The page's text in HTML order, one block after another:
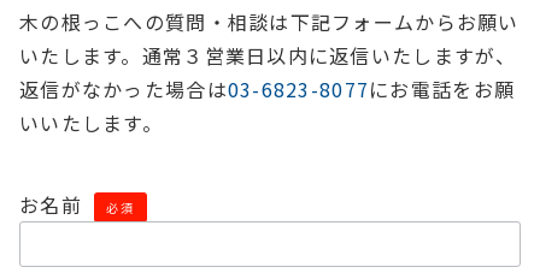
木の根っこへの質問・相談は下記フォームからお願い
いたします。通常３営業日以内に返信いたしますが、
返信がなかった場合は03-6823-8077にお電話をお願
いいたします。
お名前 必須